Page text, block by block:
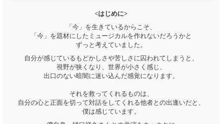
<はじめに>
「今」を生きているからこそ、
「今」を題材にしたミュージカルを作れないだろうかと
ずっと考えていました。
自分が感じているもどかしさや苦しさに囚われてしまうと、
視野が狭くなり、世界が小さく感じ、
出口のない暗闇に迷い込んだ感覚になります。
それを救ってくれるものは、
自分の心と正面を切って対話をしてくれる他者との出逢いだと、
僕は感じています。